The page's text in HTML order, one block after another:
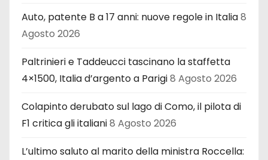
Auto, patente B a 17 anni: nuove regole in Italia8
Agosto 2026
Paltrinieri e Taddeucci tascinano la staffetta
4×1500, Italia d’argento a Parigi8 Agosto 2026
Colapinto derubato sul lago di Como, il pilota di
F1 critica gli italiani8 Agosto 2026
L’ultimo saluto al marito della ministra Roccella: